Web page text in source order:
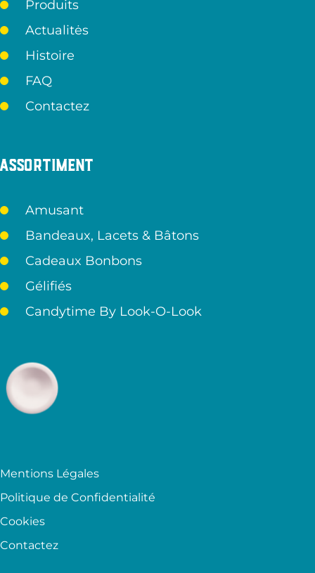
Produits
Actualitės
Histoire
FAQ
Contactez
Assortiment
Amusant
Bandeaux, Lacets & Bâtons
Cadeaux Bonbons
Gélifiés
Candytime By Look-O-Look
Mentions Légales
Politique de Confidentialité
Cookies
Contactez